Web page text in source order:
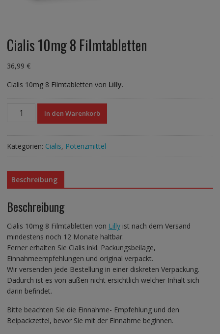
Cialis 10mg 8 Filmtabletten
36,99 €
Cialis 10mg 8 Filmtabletten von Lilly.
Cialis
Menge
In den Warenkorb
Kategorien: Cialis, Potenzmittel
Beschreibung
Beschreibung
Cialis 10mg 8 Filmtabletten von Lillyist nach dem Versand
mindestens noch 12 Monate haltbar.
Ferner erhalten Sie Cialis inkl. Packungsbeilage,
Einnahmeempfehlungen und original verpackt.
Wir versenden jede Bestellung in einer diskreten Verpackung.
Dadurch ist es von außen nicht ersichtlich welcher Inhalt sich
darin befindet.
Bitte beachten Sie die Einnahme- Empfehlung und den
Beipackzettel, bevor Sie mit der Einnahme beginnen.